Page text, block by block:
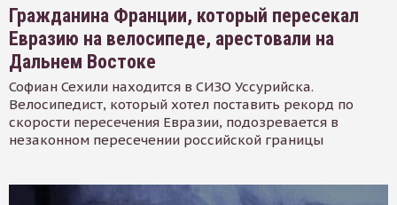
Гражданина Франции, который пересекал
Евразию на велосипеде, арестовали на
Дальнем Востоке
Софиан Сехили находится в СИЗО Уссурийска.
Велосипедист, который хотел поставить рекорд по
скорости пересечения Евразии, подозревается в
незаконном пересечении российской границы